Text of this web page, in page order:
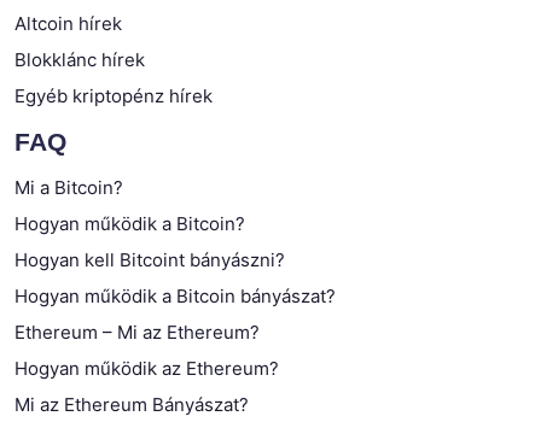
Altcoin hírek
Blokklánc hírek
Egyéb kriptopénz hírek
FAQ
Mi a Bitcoin?
Hogyan működik a Bitcoin?
Hogyan kell Bitcoint bányászni?
Hogyan működik a Bitcoin bányászat?
Ethereum – Mi az Ethereum?
Hogyan működik az Ethereum?
Mi az Ethereum Bányászat?